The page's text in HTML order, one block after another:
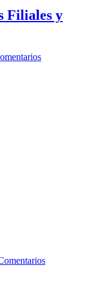
Filiales y